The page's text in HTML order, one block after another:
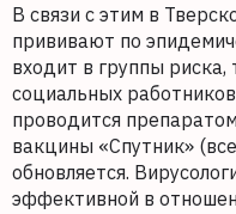
В связи с этим в
прививают по
входит в группы риска,
социальных
проводится
вакцины «Спутник»
обновляется.
эффективной в